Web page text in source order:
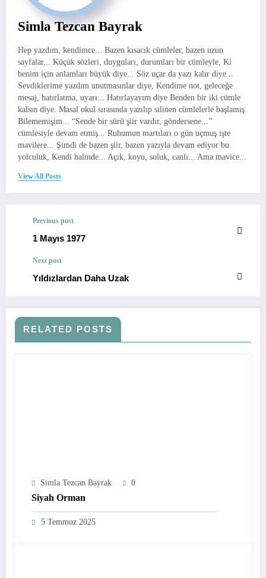
Simla Tezcan Bayrak
Hep yazdım, kendimce... Bazen kısacık cümleler, bazen uzun
sayfalar... Küçük sözleri, duyguları, durumları bir cümleyle, Ki
benim için anlamları büyük diye... Söz uçar da yazı kalır diye...
Sevdiklerime yazdım unutmasınlar diye, Kendime not, geleceğe
mesaj, hatırlatma, uyarı... Hatırlayayım diye Benden bir iki cümle
kalsın diye. Masal okul sırasında yazılıp silinen cümlelerle başlamış
Bilememişim... “Sende bir sürü şiir vardır, göndersene...”
cümlesiyle devam etmiş... Ruhumun martıları o gün uçmuş işte
mavilere... Şimdi de bazen şiir, bazen yazıyla devam ediyor bu
yolculuk, Kendi halinde... Açık, koyu, soluk, canlı... Ama mavice...
View All Posts
Previous post
1 Mayıs 1977
Next post
Yıldızlardan Daha Uzak
RELATED POSTS
Simla Tezcan Bayrak 0
Siyah Orman
5 Temmuz 2025